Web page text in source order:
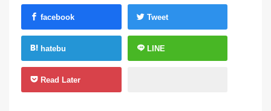
facebook Tweet
hatebu LINE
Read Later